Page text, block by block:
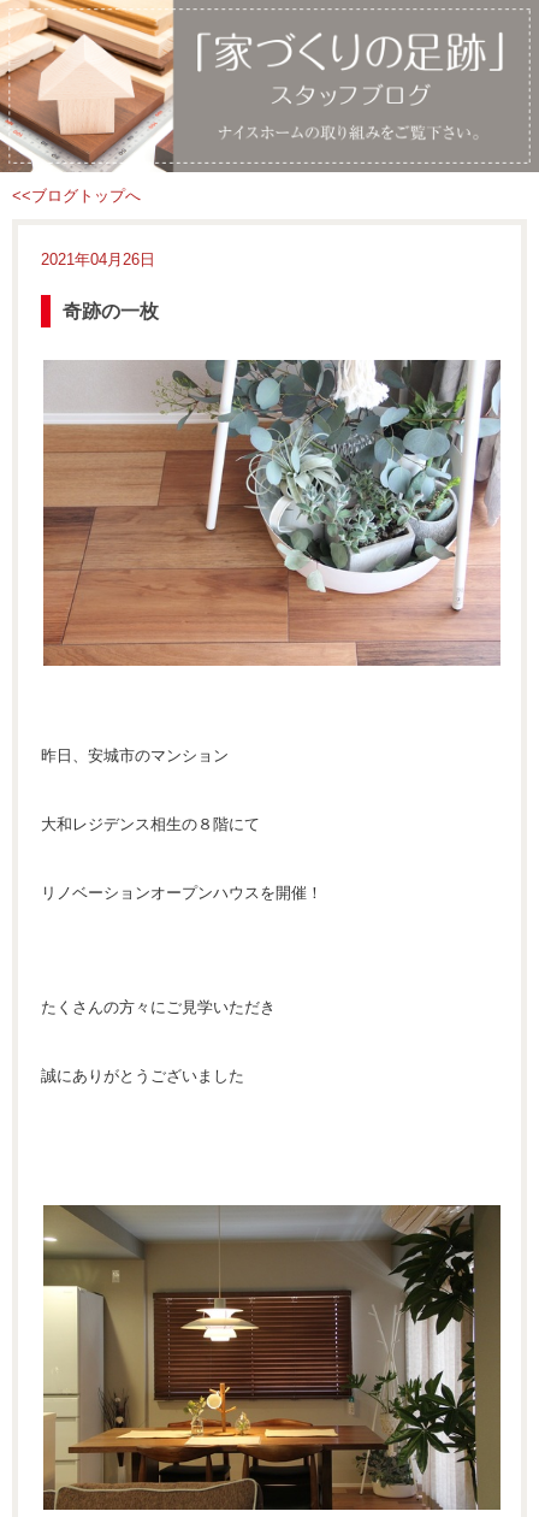
<<ブログトップへ
2021年04月26日
奇跡の一枚
昨日、安城市のマンション
大和レジデンス相生の８階にて
リノベーションオープンハウスを開催！
たくさんの方々にご見学いただき
誠にありがとうございました